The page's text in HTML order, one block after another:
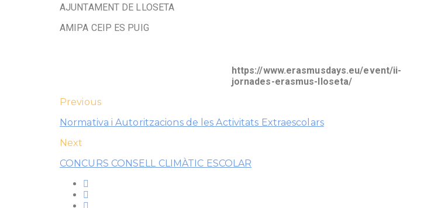
AJUNTAMENT DE LLOSETA
AMIPA CEIP ES PUIG
https://www.erasmusdays.eu/event/ii-
jornades-erasmus-lloseta/
Previous
Normativa i Autoritzacions de les Activitats Extraescolars
Next
CONCURS CONSELL CLIMÀTIC ESCOLAR